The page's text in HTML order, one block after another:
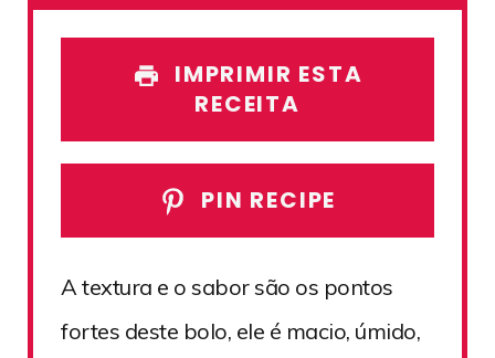
IMPRIMIR ESTA
RECEITA
PIN RECIPE
A textura e o sabor são os pontos
fortes deste bolo, ele é macio, úmido,